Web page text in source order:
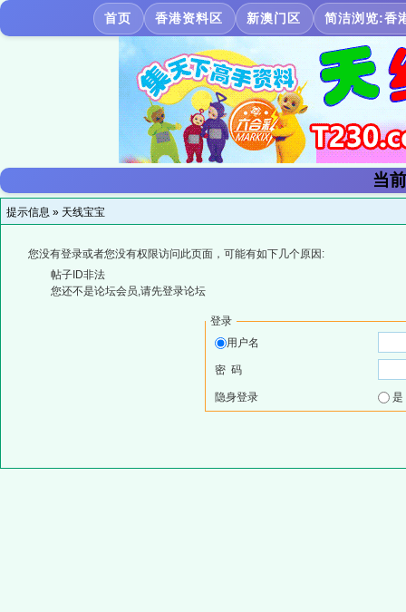
首页 香港资料区 新澳门区 简洁浏览:香
当
提示信息 » 天线宝宝
您没有登录或者您没有权限访问此页面，可能有如下几个原因:
帖子ID非法
您还不是论坛会员,请先登录论坛
登录
用户名
密 码
隐身登录